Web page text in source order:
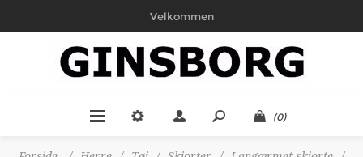
Velkommen
(0)